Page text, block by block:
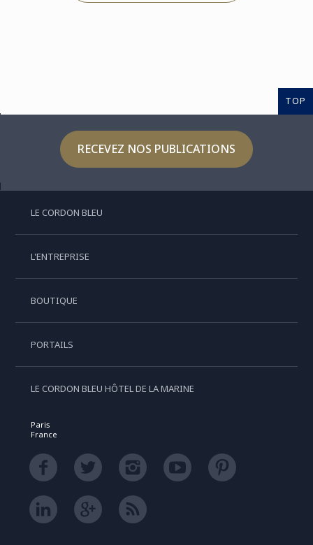
TOP
RECEVEZ NOS PUBLICATIONS
LE CORDON BLEU
L'ENTREPRISE
BOUTIQUE
PORTAILS
LE CORDON BLEU HÔTEL DE LA MARINE
Paris
France